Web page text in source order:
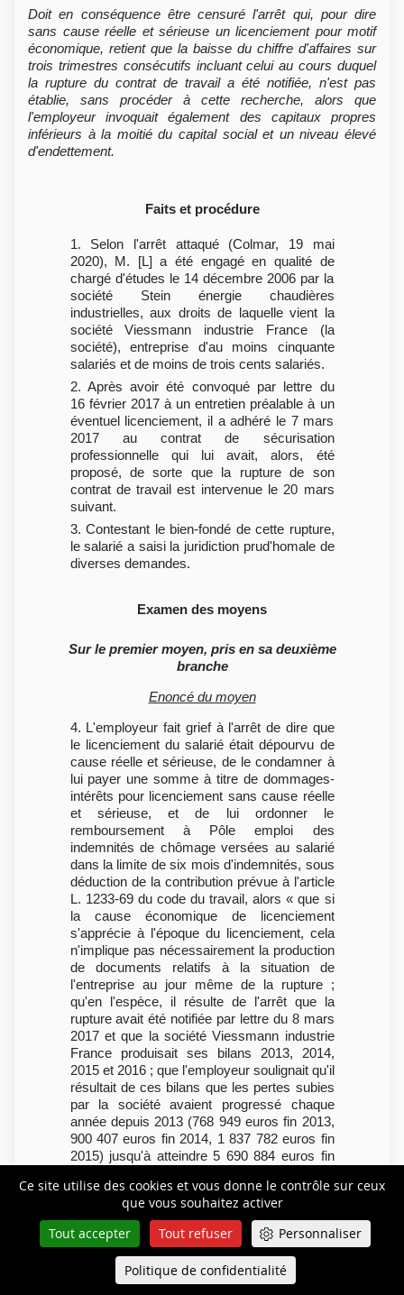
Ce site utilise des cookies et vous donne le contrôle sur ceux
que vous souhaitez activer
Tout accepter
Tout refuser Personnaliser
Politique de confidentialité
Doit en conséquence être censuré l'arrêt qui, pour dire
sans cause réelle et sérieuse un licenciement pour motif
économique, retient que la baisse du chiffre d'affaires sur
trois trimestres consécutifs incluant celui au cours duquel
la rupture du contrat de travail a été notifiée, n'est pas
établie, sans procéder à cette recherche, alors que
l'employeur invoquait également des capitaux propres
inférieurs à la moitié du capital social et un niveau élevé
d'endettement.
Faits et procédure
1. Selon l'arrêt attaqué (Colmar, 19 mai
2020), M. [L] a été engagé en qualité de
chargé d'études le 14 décembre 2006 par la
société Stein énergie chaudières
industrielles, aux droits de laquelle vient la
société Viessmann industrie France (la
société), entreprise d'au moins cinquante
salariés et de moins de trois cents salariés.
2. Après avoir été convoqué par lettre du
16 février 2017 à un entretien préalable à un
éventuel licenciement, il a adhéré le 7 mars
2017 au contrat de sécurisation
professionnelle qui lui avait, alors, été
proposé, de sorte que la rupture de son
contrat de travail est intervenue le 20 mars
suivant.
3. Contestant le bien-fondé de cette rupture,
le salarié a saisi la juridiction prud'homale de
diverses demandes.
Examen des moyens
Sur le premier moyen, pris en sa deuxième
branche
Enoncé du moyen
4. L'employeur fait grief à l'arrêt de dire que
le licenciement du salarié était dépourvu de
cause réelle et sérieuse, de le condamner à
lui payer une somme à titre de dommages-
intérêts pour licenciement sans cause réelle
et sérieuse, et de lui ordonner le
remboursement à Pôle emploi des
indemnités de chômage versées au salarié
dans la limite de six mois d'indemnités, sous
déduction de la contribution prévue à l'article
L. 1233-69 du code du travail, alors « que si
la cause économique de licenciement
s'apprécie à l'époque du licenciement, cela
n'implique pas nécessairement la production
de documents relatifs à la situation de
l'entreprise au jour même de la rupture ;
qu'en l'espèce, il résulte de l'arrêt que la
rupture avait été notifiée par lettre du 8 mars
2017 et que la société Viessmann industrie
France produisait ses bilans 2013, 2014,
2015 et 2016 ; que l'employeur soulignait qu'il
résultait de ces bilans que les pertes subies
par la société avaient progressé chaque
année depuis 2013 (768 949 euros fin 2013,
900 407 euros fin 2014, 1 837 782 euros fin
2015) jusqu'à atteindre 5 690 884 euros fin
que la preuve n'était pas rapportée de la
réalité des difficultés économiques, que le
contrat de travail avait pris fin le 20 mars
2017 et que la société ne justifiait pas de sa
situation à la date exacte du licenciement, la
cour d'appel, qui a ainsi exigé la production
Queue-Fair